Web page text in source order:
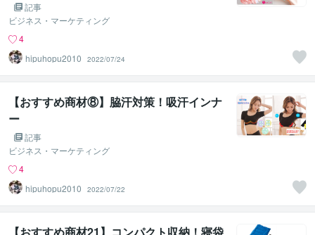
記事
ビジネス・マーケティング
4
hipuhopu2010
2022/07/24
【おすすめ商材⑧】脇汗対策！吸汗インナ
ー
記事
ビジネス・マーケティング
4
hipuhopu2010
2022/07/22